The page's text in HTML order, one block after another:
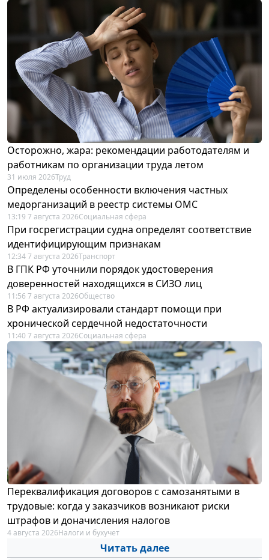
Осторожно, жара: рекомендации работодателям и
работникам по организации труда летом
31 июля 2026Труд
Определены особенности включения частных
медорганизаций в реестр системы ОМС
13:19 7 августа 2026Социальная сфера
При госрегистрации судна определят соответствие
идентифицирующим признакам
12:34 7 августа 2026Транспорт
В ГПК РФ уточнили порядок удостоверения
доверенностей находящихся в СИЗО лиц
11:56 7 августа 2026Общество
В РФ актуализировали стандарт помощи при
хронической сердечной недостаточности
11:40 7 августа 2026Социальная сфера
Переквалификация договоров с самозанятыми в
трудовые: когда у заказчиков возникают риски
штрафов и доначисления налогов
4 августа 2026Налоги и бухучет
Читать далее